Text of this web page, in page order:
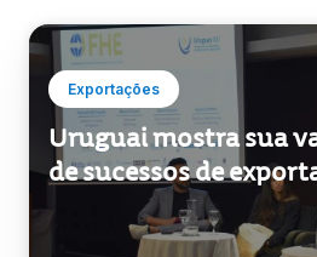
Exportações
Uruguai mostra sua
de sucessos de